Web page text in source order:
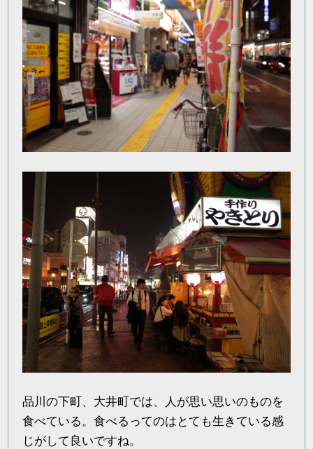
品川の下町、大井町では、人が思い思いのものを
食べている。食べるってのはとても生きている感
じがして良いですね。